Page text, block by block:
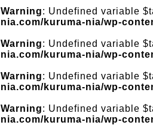
Warning: Undefined variable
nia.com/kuruma-nia/wp-
Warning: Undefined variable
nia.com/kuruma-nia/wp-
Warning: Undefined variable
nia.com/kuruma-nia/wp-
Warning: Undefined variable
nia.com/kuruma-nia/wp-